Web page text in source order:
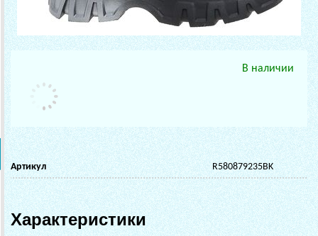
В наличии
Артикул R580879235BK
Характеристики